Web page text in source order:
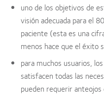
uno de los objetivos de
visión adecuada para el
paciente (esta es una
menos hace que el éxito
para muchos usuarios,
satisfacen todas las
pueden requerir